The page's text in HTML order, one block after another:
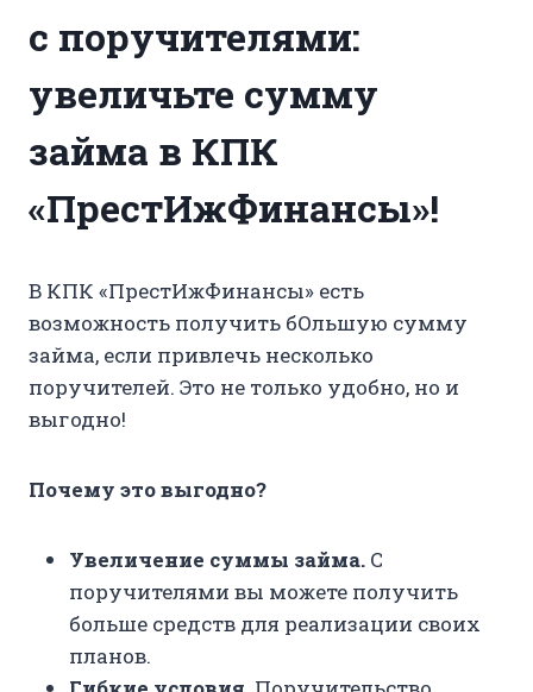
с поручителями:
увеличьте сумму
займа в КПК
«ПрестИжФинансы»!
В КПК «ПрестИжФинансы» есть
возможность получить бОльшую сумму
займа, если привлечь несколько
поручителей. Это не только удобно, но и
выгодно!
Почему это выгодно?
Увеличение суммы займа. С
поручителями вы можете получить
больше средств для реализации своих
планов.